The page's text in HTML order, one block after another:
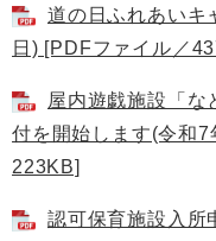
道の日ふれあいキ
日) [PDFファイル／
屋内遊戯施設「な
付を開始します(令和
223KB]
認可保育施設入所